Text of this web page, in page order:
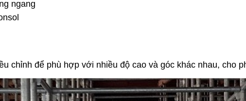
ngang
chỉnh để phù hợp với nhiều độ cao và góc khác nhau, cho